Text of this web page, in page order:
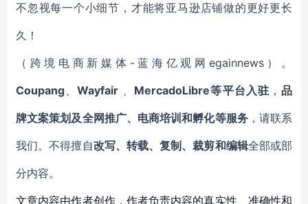
不忽视每一个小细节，才能将亚马逊店铺做的更好更长
久！
（跨境电商新媒体-蓝海亿观网egainnews）。
Coupang、Wayfair 、 MercadoLibre等平台入驻 ，品
牌文案策划及全网推广、电商培训和孵化等服务，请联系
我们。不得擅自改写、转载、复制、裁剪和编辑全部或部
分内容。
文章内容由作者创作，作者负责内容的真实性、准确性和